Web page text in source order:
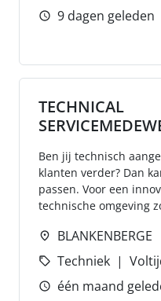
9 dagen geleden
TECHNICAL
Ben jij technisch
klanten verder? Dan
passen. Voor een
technische omgeving
BLANKENBERGE
Techniek
één maand